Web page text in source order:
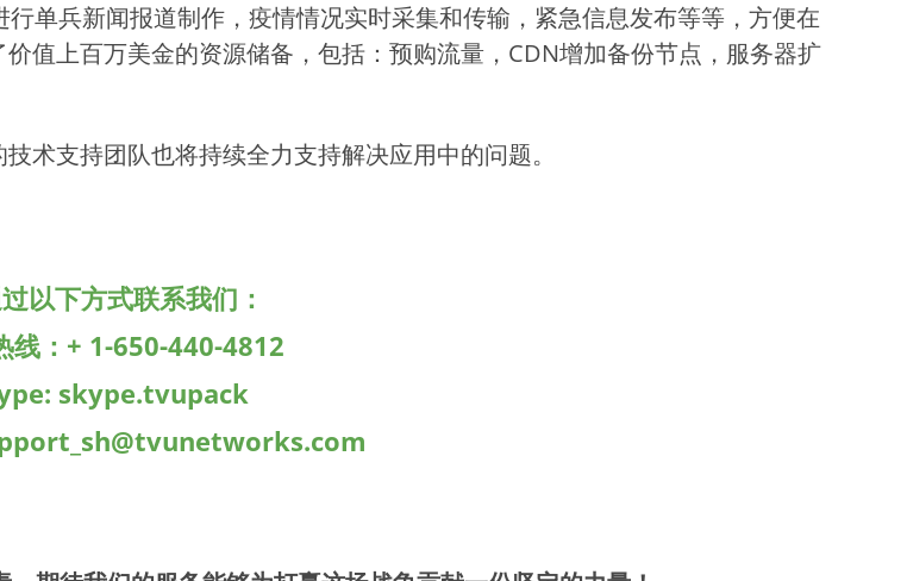
单兵新闻报道制作，疫情情况实时采集和传输，紧急信息发布等等，方便在
值上百万美金的资源储备，包括：预购流量，CDN增加备份节点，服务器扩
术支持团队也将持续全力支持解决应用中的问题。
以下方式联系我们：
线：+ 1-650-440-4812
skype.tvupack